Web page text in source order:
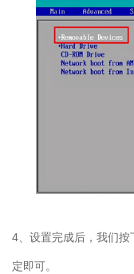
4、设置完成后，我们
定即可。